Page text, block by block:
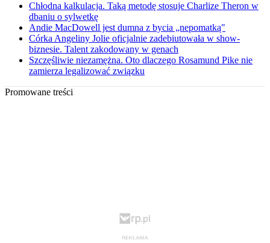
Chłodna kalkulacja. Taką metodę stosuje Charlize Theron w
dbaniu o sylwetkę
Andie MacDowell jest dumna z bycia „nepomatką"
Córka Angeliny Jolie oficjalnie zadebiutowała w show-
biznesie. Talent zakodowany w genach
Szczęśliwie niezamężna. Oto dlaczego Rosamund Pike nie
zamierza legalizować związku
Promowane treści